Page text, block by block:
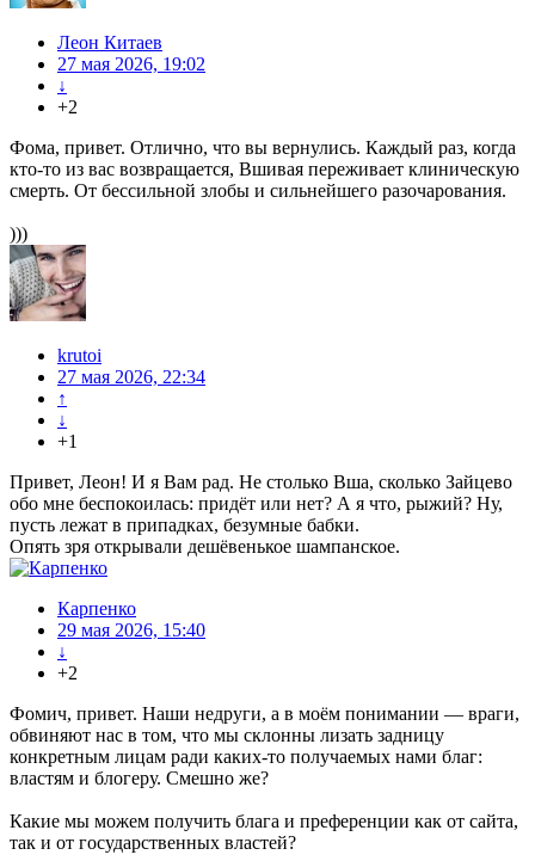
Леон Китаев
27 мая 2026, 19:02
↓
+2
Фома, привет. Отлично, что вы вернулись. Каждый раз, когда
кто-то из вас возвращается, Вшивая переживает клиническую
смерть. От бессильной злобы и сильнейшего разочарования.
)))
krutoi
27 мая 2026, 22:34
↑
↓
+1
Привет, Леон! И я Вам рад. Не столько Вша, сколько Зайцево
обо мне беспокоилась: придёт или нет? А я что, рыжий? Ну,
пусть лежат в припадках, безумные бабки.
Опять зря открывали дешёвенькое шампанское.
Карпенко
29 мая 2026, 15:40
↓
+2
Фомич, привет. Наши недруги, а в моём понимании — враги,
обвиняют нас в том, что мы склонны лизать задницу
конкретным лицам ради каких-то получаемых нами благ:
властям и блогеру. Смешно же?
Какие мы можем получить блага и преференции как от сайта,
так и от государственных властей?